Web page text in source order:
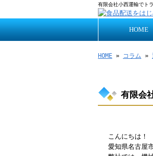
有限会社小西運輸でト
HOME
HOME » コラム »
有限会
こんにちは！
愛知県名古屋